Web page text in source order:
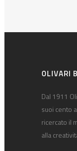
OLIVARI
Dal 1911
suoi cento
ricercato il
alla